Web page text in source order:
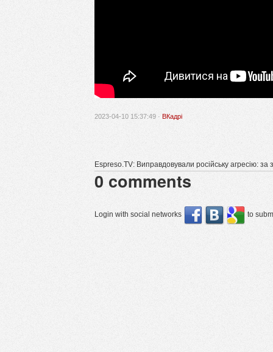
2023-04-10 15:37:49 · ВКадрі
Espreso.TV: Виправдовували російську агресію: за
0 comments
Login with social networks to